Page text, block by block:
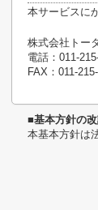
本サービスに
株式会社トー
電話：011-
FAX：011-
■基本方針の
本基本方針は